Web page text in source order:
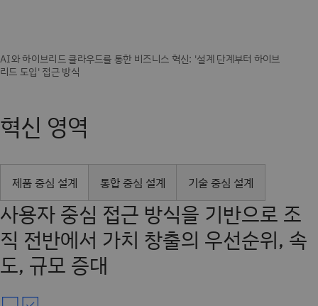
혁신 영역
제품 중심 설계 통합 중심 설계 기술 중심 설계
사용자 중심 접근 방식을 기반으로 조
직 전반에서 가치 창출의 우선순위, 속
도, 규모 증대